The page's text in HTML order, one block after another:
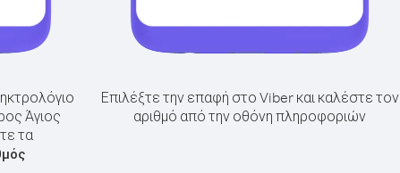
Άγιος
τα
Επιλέξτε την επαφή στο Viber και καλέστε τον
αριθμό από την οθόνη πληροφοριών